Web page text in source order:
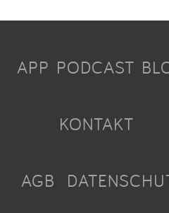
APP PODCAST
KONTAKT
AGB